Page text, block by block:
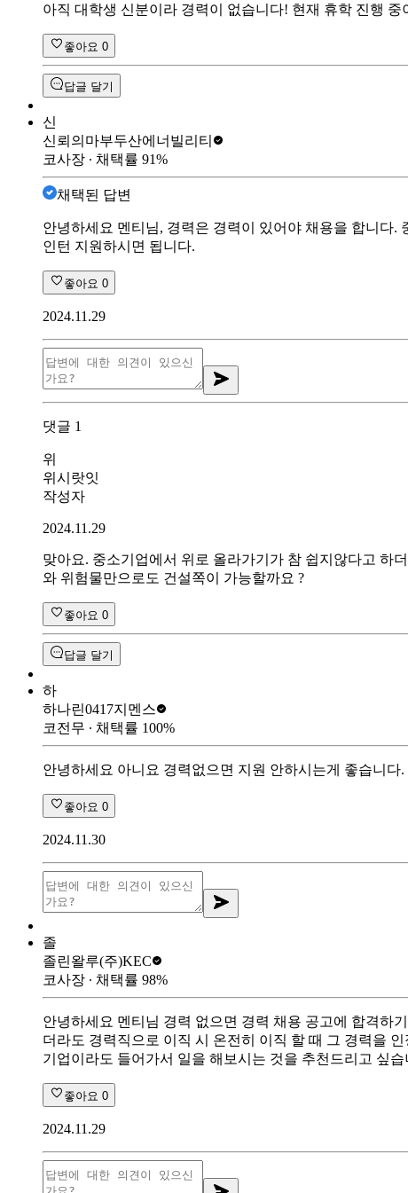
아직 대학생 신분이라 경력이 없습니다! 현재 휴학 진행
좋아요 0
답글 달기
신
신뢰의마부두산에너빌리티
코사장 ∙ 채택률 91%
채택된 답변
안녕하세요 멘티님, 경력은 경력이 있어야 채용을 합니다.
인턴 지원하시면 됩니다.
좋아요 0
2024.11.29
댓글 1
위
위시랏잇
작성자
2024.11.29
맞아요. 중소기업에서 위로 올라가기가 참 쉽지않다고 하
와 위험물만으로도 건설쪽이 가능할까요 ?
좋아요 0
답글 달기
하
하나린0417지멘스
코전무 ∙ 채택률 100%
안녕하세요 아니요 경력없으면 지원 안하시는게 좋습니다.
좋아요 0
2024.11.30
졸
졸린왈루(주)KEC
코사장 ∙ 채택률 98%
안녕하세요 멘티님 경력 없으면 경력 채용 공고에 합격하
더라도 경력직으로 이직 시 온전히 이직 할 때 그 경력을
기업이라도 들어가서 일을 해보시는 것을 추천드리고 싶
좋아요 0
2024.11.29